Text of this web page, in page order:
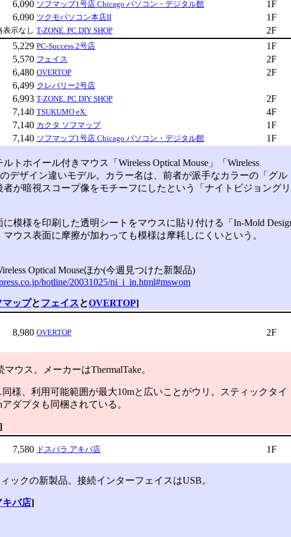
6,090 ソフマップ1号店 Chicago パソコン・デジタル館
1F
6,090 ツクモパソコン本店II 1F
表示なし T-ZONE. PC DIY SHOP
2F
5,229 PC-Success 2号店
1F
5,570 フェイス
2F
6,480 OVERTOP
2F
6,499 クレバリー2号店
6,993 T-ZONE. PC DIY SHOP
2F
7,140 TSUKUMO eX.
4F
7,140 カクタ ソフマップ
1F
7,140 ソフマップ1号店 Chicago パソコン・デジタル館 1F
トホイール付きマウス「Wireless Optical Mouse」「Wireless
のデザイン違いモデル。カラー名は、前者が派手なカラーの「グル
が暗視スコープ像をモチーフにしたという「ナイトビジョングリ
模様を印刷した透明シートをマウスに貼り付ける「In-Mold
ウス表面に摩擦が加わっても模様は摩耗しにくいという。
Optical Mouseほか(今週見つけた新製品)
hotline/20031025/ni_i_in.html#mswom
マップとフェイスとOVERTOP]
8,980 OVERTOP 2F
ウス。メーカーはThermalTake。
様、利用可能範囲が最大10mと広いことがウリ。スティックタイ
ダプタも同梱されている。
]
7,580 ドスパラ アキバ店 1F
ックの新製品。接続インターフェイスはUSB。
キバ店]